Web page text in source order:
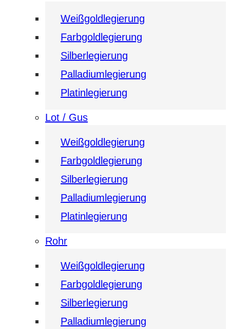
Weißgoldlegierung
Farbgoldlegierung
Silberlegierung
Palladiumlegierung
Platinlegierung
Lot / Gus
Weißgoldlegierung
Farbgoldlegierung
Silberlegierung
Palladiumlegierung
Platinlegierung
Rohr
Weißgoldlegierung
Farbgoldlegierung
Silberlegierung
Palladiumlegierung